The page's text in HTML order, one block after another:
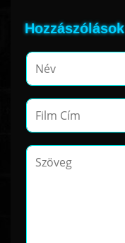
Hozzászólások